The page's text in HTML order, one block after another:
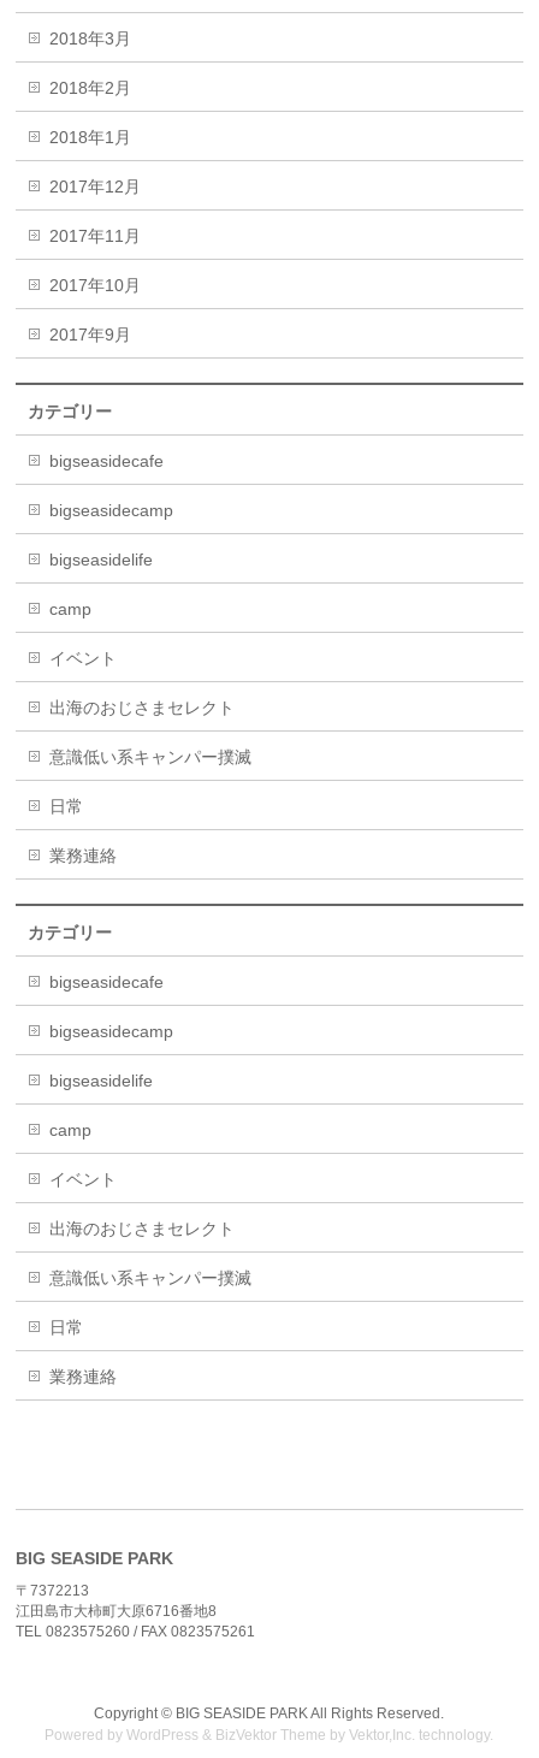
2018年3月
2018年2月
2018年1月
2017年12月
2017年11月
2017年10月
2017年9月
カテゴリー
bigseasidecafe
bigseasidecamp
bigseasidelife
camp
イベント
出海のおじさまセレクト
意識低い系キャンパー撲滅
日常
業務連絡
カテゴリー
bigseasidecafe
bigseasidecamp
bigseasidelife
camp
イベント
出海のおじさまセレクト
意識低い系キャンパー撲滅
日常
業務連絡
BIG SEASIDE PARK
〒7372213
江田島市大柿町大原6716番地8
TEL 0823575260 / FAX 0823575261
Copyright © BIG SEASIDE PARK All Rights Reserved.
Powered byWordPress & BizVektor Theme byVektor,Inc. technology.